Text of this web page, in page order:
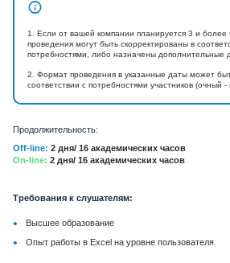
1. Если от вашей компании планируется 3 и более
проведения могут быть скорректированы в
потребностями, либо назначены дополнительные
2. Формат проведения в указанные даты может
соответствии с потребностями участников (очный
Продолжительность:
Off-line: 2 дня/ 16 академических часов
On-line: 2 дня/ 16 академических часов
Требования к слушателям:
• Высшее образование
• Опыт работы в Excel на уровне пользователя